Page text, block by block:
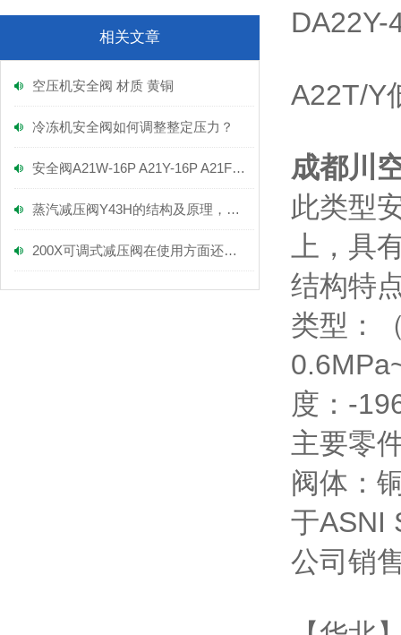
相关文章
空压机安全阀 材质 黄铜
冷冻机安全阀如何调整整定压力？
安全阀A21W-16P A21Y-16P A21F-16P
蒸汽减压阀Y43H的结构及原理，富功来谈！
200X可调式减压阀在使用方面还是有许多技巧的
DA22Y-
A22T/Y
成都川
此类型
上，具
结构特
类型：
度：-
主要零
阀体：
于ASNI
公司销